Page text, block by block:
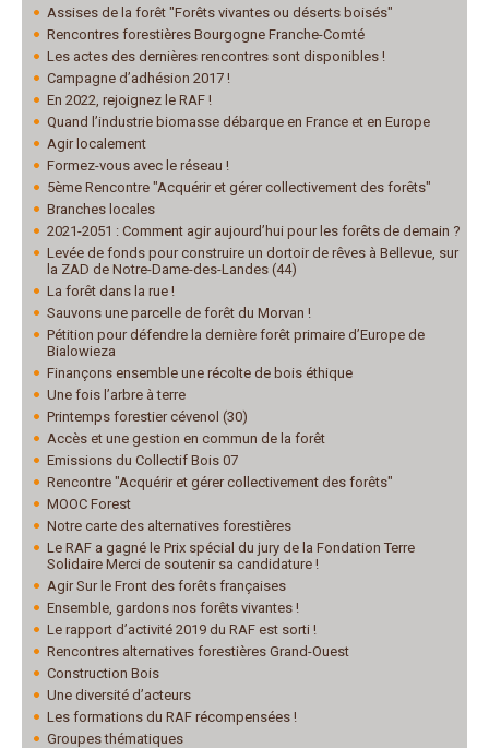
Assises de la forêt "Forêts vivantes ou déserts boisés"
Rencontres forestières Bourgogne Franche-Comté
Les actes des dernières rencontres sont disponibles !
Campagne d’adhésion 2017 !
En 2022, rejoignez le RAF !
Quand l’industrie biomasse débarque en France et en Europe
Agir localement
Formez-vous avec le réseau !
5ème Rencontre "Acquérir et gérer collectivement des forêts"
Branches locales
2021-2051 : Comment agir aujourd’hui pour les forêts de demain ?
Levée de fonds pour construire un dortoir de rêves à Bellevue, sur
la ZAD de Notre-Dame-des-Landes (44)
La forêt dans la rue !
Sauvons une parcelle de forêt du Morvan !
Pétition pour défendre la dernière forêt primaire d’Europe de
Bialowieza
Finançons ensemble une récolte de bois éthique
Une fois l’arbre à terre
Printemps forestier cévenol (30)
Accès et une gestion en commun de la forêt
Emissions du Collectif Bois 07
Rencontre "Acquérir et gérer collectivement des forêts"
MOOC Forest
Notre carte des alternatives forestières
Le RAF a gagné le Prix spécial du jury de la Fondation Terre
Solidaire Merci de soutenir sa candidature !
Agir Sur le Front des forêts françaises
Ensemble, gardons nos forêts vivantes !
Le rapport d’activité 2019 du RAF est sorti !
Rencontres alternatives forestières Grand-Ouest
Construction Bois
Une diversité d’acteurs
Les formations du RAF récompensées !
Groupes thématiques